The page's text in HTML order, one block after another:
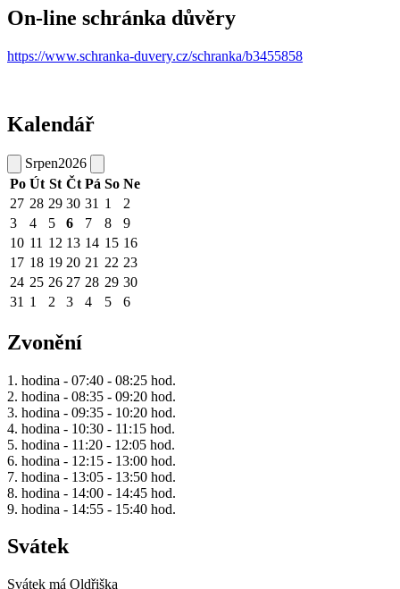
On-line schránka důvěry
https://www.schranka-duvery.cz/schranka/b3455858
Kalendář
Srpen2026
Po Út St Čt Pá So Ne
27 28 29 30 31 1
2
3
4 5 6 7 8
9
10 11 12 13 14 15 16
17 18 19 20 21 22 23
24 25 26 27 28 29 30
31 1 2 3 4 5 6
Zvonění
1. hodina - 07:40 - 08:25 hod.
2. hodina - 08:35 - 09:20 hod.
3. hodina - 09:35 - 10:20 hod.
4. hodina - 10:30 - 11:15 hod.
5. hodina - 11:20 - 12:05 hod.
6. hodina - 12:15 - 13:00 hod.
7. hodina - 13:05 - 13:50 hod.
8. hodina - 14:00 - 14:45 hod.
9. hodina - 14:55 - 15:40 hod.
Svátek
Svátek má Oldřiška